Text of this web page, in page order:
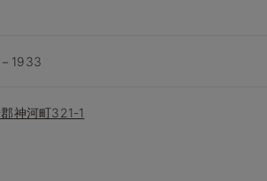
1933
神河町321-1